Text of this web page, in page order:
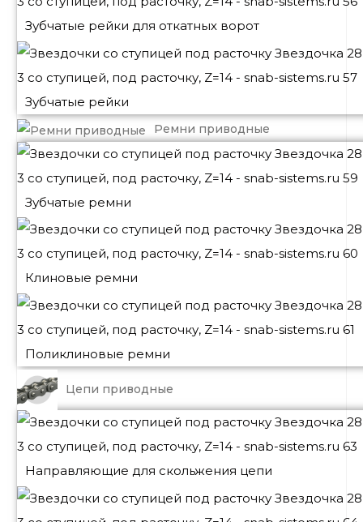
Зубчатые рейки для откатных ворот
Зубчатые рейки
Ремни приводные
Зубчатые ремни
Клиновые ремни
Поликлиновые ремни
Цепи приводные
Направляющие для скольжения цепи